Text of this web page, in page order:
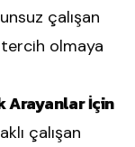
çalışan
olmaya
Arayanlar İçin
çalışan